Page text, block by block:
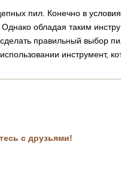
пил. Конечно в
обладая таким
правильный выбор
инструмент,
с друзьями!